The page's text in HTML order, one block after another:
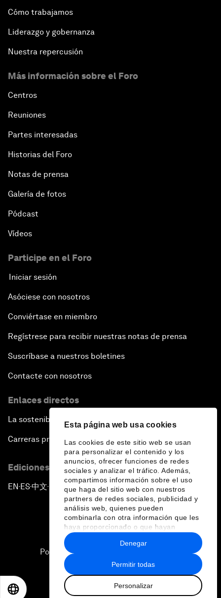
Esta página web usa cookies
Las cookies de este sitio web se usan
para personalizar el contenido y los
anuncios, ofrecer funciones de redes
sociales y analizar el tráfico. Además,
compartimos información sobre el uso
que haga del sitio web con nuestros
partners de redes sociales, publicidad y
análisis web, quienes pueden
combinarla con otra información que les
haya proporcionado o que hayan
recopilado a partir del uso que haya
hecho de sus servicios.
Permitir todas
Personalizar
Denegar
Cómo trabajamos
Liderazgo y gobernanza
Nuestra repercusión
Más información sobre el Foro
Centros
Reuniones
Partes interesadas
Historias del Foro
Notas de prensa
Galería de fotos
Pódcast
Vídeos
Participe en el Foro
Iniciar sesión
Asóciese con nosotros
Conviértase en miembro
Regístrese para recibir nuestras notas de prensa
Suscríbase a nuestros boletines
Contacte con nosotros
Enlaces directos
La sostenibilidad en el Foro
Carreras profesionales
Ediciones en otros idiomas
EN ▪ES▪中文▪ 日本語
Política de privacidad y normas de uso
Sitemap
2026 Foro Económico Mundial